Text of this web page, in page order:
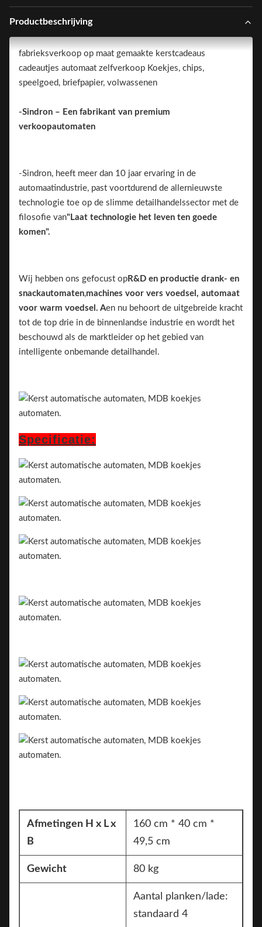
Productbeschrijving
fabrieksverkoop op maat gemaakte kerstcadeaus
cadeautjes automaat zelfverkoop Koekjes, chips,
speelgoed, briefpapier, volwassenen
-Sindron – Een fabrikant van premium
verkoopautomaten
-Sindron, heeft meer dan 10 jaar ervaring in de
automaatindustrie, past voortdurend de allernieuwste
technologie toe op de slimme detailhandelssector met de
filosofie van"Laat technologie het leven ten goede
komen".
Wij hebben ons gefocust op R&D en productie drank- en
snackautomaten,machines voor vers voedsel, automaat
voor warm voedsel. Aen nu behoort de uitgebreide kracht
tot de top drie in de binnenlandse industrie en wordt het
beschouwd als de marktleider op het gebied van
intelligente onbemande detailhandel.
Specificatie:
Afmetingen H x L x
B
160 cm * 40 cm *
49,5 cm
Gewicht 80 kg
Aantal planken/lade:
standaard 4